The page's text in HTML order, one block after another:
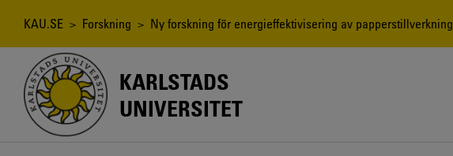
Länkstig
KAU.SE > Forskning > Ny forskning för energieffektivisering av papperstillverkning
KARLSTADS
UNIVERSITET